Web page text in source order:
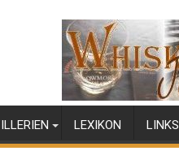
LEXIKON LINKS